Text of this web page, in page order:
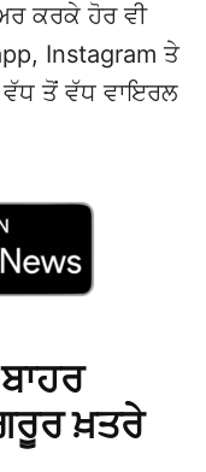
ਕਰਕੇ ਹੋਰ ਵੀ
Instagram ਤੇ
ਤੋਂ ਵੱਧ ਵਾਇਰਲ
ਖ਼ਤਰੇ